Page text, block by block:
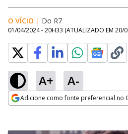
O VÍCIO | Do R7
01/04/2024 - 20H33 (ATUALIZADO EM 20/
A+ A-
Adicione como fonte preferencial no